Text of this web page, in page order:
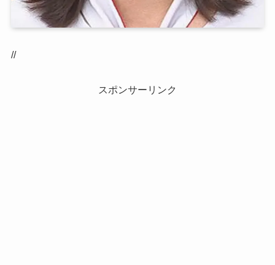
//
スポンサーリンク